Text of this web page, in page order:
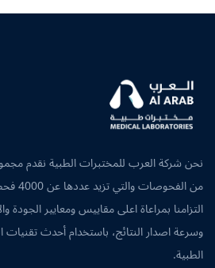
نحن شركة العرب للمختبرات الطبية نقدم
من الفحوصات والتي تزيد
التزامنا بمراعاة اعلى مقاييس ومعايير الجودة
وسرعة اصدار النتائج، باستخدام أحدث تقنيات
الطبية.